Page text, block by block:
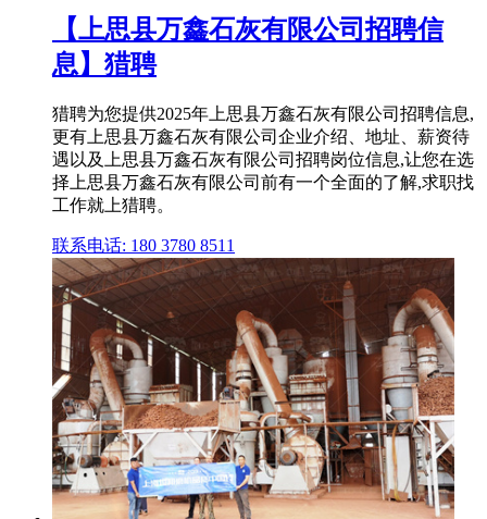
【上思县万鑫石灰有限公司招聘信
息】猎聘
猎聘为您提供2025年上思县万鑫石灰有限公司招聘信息,
更有上思县万鑫石灰有限公司企业介绍、地址、薪资待
遇以及上思县万鑫石灰有限公司招聘岗位信息,让您在选
择上思县万鑫石灰有限公司前有一个全面的了解,求职找
工作就上猎聘。
联系电话: 180 3780 8511